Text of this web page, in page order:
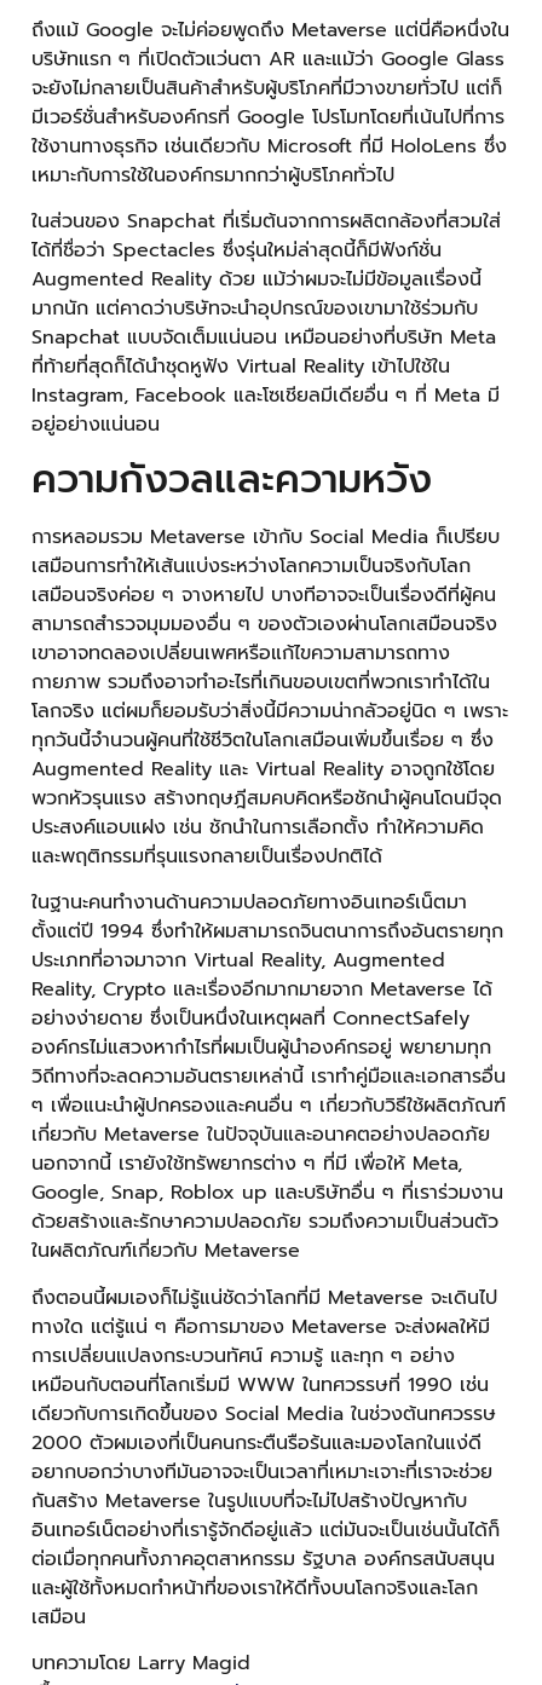
ถึงแม้ Google จะไม่ค่อยพูดถึง Metaverse แต่นี่คือหนึ่งใน
บริษัทแรก ๆ ที่เปิดตัวแว่นตา AR และแม้ว่า Google Glass
จะยังไม่กลายเป็นสินค้าสำหรับผู้บริโภคที่มีวางขายทั่วไป แต่ก็
มีเวอร์ชั่นสำหรับองค์กรที่ Google โปรโมทโดยที่เน้นไปที่การ
ใช้งานทางธุรกิจ เช่นเดียวกับ Microsoft ที่มี HoloLens ซึ่ง
เหมาะกับการใช้ในองค์กรมากกว่าผู้บริโภคทั่วไป
ในส่วนของ Snapchat ที่เริ่มต้นจากการผลิตกล้องที่สวมใส่
ได้ที่ชื่อว่า Spectacles ซึ่งรุ่นใหม่ล่าสุดนี้ก็มีฟังก์ชั่น
Augmented Reality ด้วย แม้ว่าผมจะไม่มีข้อมูลเเรื่องนี้
มากนัก แต่คาดว่าบริษัทจะนำอุปกรณ์ของเขามาใช้ร่วมกับ
Snapchat แบบจัดเต็มแน่นอน เหมือนอย่างที่บริษัท Meta
ที่ท้ายที่สุดก็ได้นำชุดหูฟัง Virtual Reality เข้าไปใช้ใน
Instagram, Facebook และโซเชียลมีเดียอื่น ๆ ที่ Meta มี
อยู่อย่างแน่นอน
ความกังวลและความหวัง
การหลอมรวม Metaverse เข้ากับ Social Media ก็เปรียบ
เสมือนการทำให้เส้นแบ่งระหว่างโลกความเป็นจริงกับโลก
เสมือนจริงค่อย ๆ จางหายไป บางทีอาจจะเป็นเรื่องดีที่ผู้คน
สามารถสำรวจมุมมองอื่น ๆ ของตัวเองผ่านโลกเสมือนจริง
เขาอาจทดลองเปลี่ยนเพศหรือแก้ไขความสามารถทาง
กายภาพ รวมถึงอาจทำอะไรที่เกินขอบเขตที่พวกเราทำได้ใน
โลกจริง แต่ผมก็ยอมรับว่าสิ่งนี้มีความน่ากลัวอยู่นิด ๆ เพราะ
ทุกวันนี้จำนวนผู้คนที่ใช้ชีวิตในโลกเสมือนเพิ่มขึ้นเรื่อย ๆ ซึ่ง
Augmented Reality และ Virtual Reality อาจถูกใช้โดย
พวกหัวรุนแรง สร้างทฤษฎีสมคบคิดหรือชักนำผู้คนโดนมีจุด
ประสงค์แอบแฝง เช่น ชักนำในการเลือกตั้ง ทำให้ความคิด
และพฤติกรรมที่รุนแรงกลายเป็นเรื่องปกติได้
ในฐานะคนทำงานด้านความปลอดภัยทางอินเทอร์เน็ตมา
ตั้งแต่ปี 1994 ซึ่งทำให้ผมสามารถจินตนาการถึงอันตรายทุก
ประเภทที่อาจมาจาก Virtual Reality, Augmented
Reality, Crypto และเรื่องอีกมากมายจาก Metaverse ได้
อย่างง่ายดาย ซึ่งเป็นหนึ่งในเหตุผลที่ ConnectSafely
องค์กรไม่แสวงหากำไรที่ผมเป็นผู้นำองค์กรอยู่ พยายามทุก
วิถีทางที่จะลดความอันตรายเหล่านี้ เราทำคู่มือและเอกสารอื่น
ๆ เพื่อแนะนำผู้ปกครองและคนอื่น ๆ เกี่ยวกับวิธีใช้ผลิตภัณฑ์
เกี่ยวกับ Metaverse ในปัจจุบันและอนาคตอย่างปลอดภัย
นอกจากนี้ เรายังใช้ทรัพยากรต่าง ๆ ที่มี เพื่อให้ Meta,
Google, Snap, Roblox up และบริษัทอื่น ๆ ที่เราร่วมงาน
ด้วยสร้างและรักษาความปลอดภัย รวมถึงความเป็นส่วนตัว
ในผลิตภัณฑ์เกี่ยวกับ Metaverse
ถึงตอนนี้ผมเองก็ไม่รู้แน่ชัดว่าโลกที่มี Metaverse จะเดินไป
ทางใด แต่รู้แน่ ๆ คือการมาของ Metaverse จะส่งผลให้มี
การเปลี่ยนแปลงกระบวนทัศน์ ความรู้ และทุก ๆ อย่าง
เหมือนกับตอนที่โลกเริ่มมี WWW ในทศวรรษที่ 1990 เช่น
เดียวกับการเกิดขึ้นของ Social Media ในช่วงต้นทศวรรษ
2000 ตัวผมเองที่เป็นคนกระตืนรือร้นและมองโลกในแง่ดี
อยากบอกว่าบางทีมันอาจจะเป็นเวลาที่เหมาะเจาะที่เราจะช่วย
กันสร้าง Metaverse ในรูปแบบที่จะไม่ไปสร้างปัญหากับ
อินเทอร์เน็ตอย่างที่เรารู้จักดีอยู่แล้ว แต่มันจะเป็นเช่นนั้นได้ก็
ต่อเมื่อทุกคนทั้งภาคอุตสาหกรรม รัฐบาล องค์กรสนับสนุน
และผู้ใช้ทั้งหมดทำหน้าที่ของเราให้ดีทั้งบนโลกจริงและโลก
เสมือน
บทความโดย Larry Magid